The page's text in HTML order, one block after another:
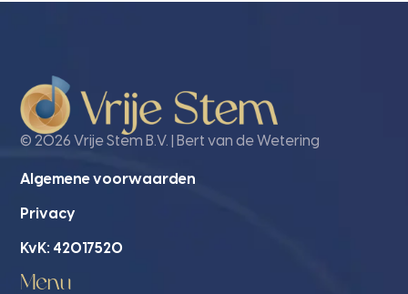
© 2026 Vrije Stem B.V. | Bert van de Wetering
Algemene voorwaarden
Privacy
KvK: 42017520
Menu